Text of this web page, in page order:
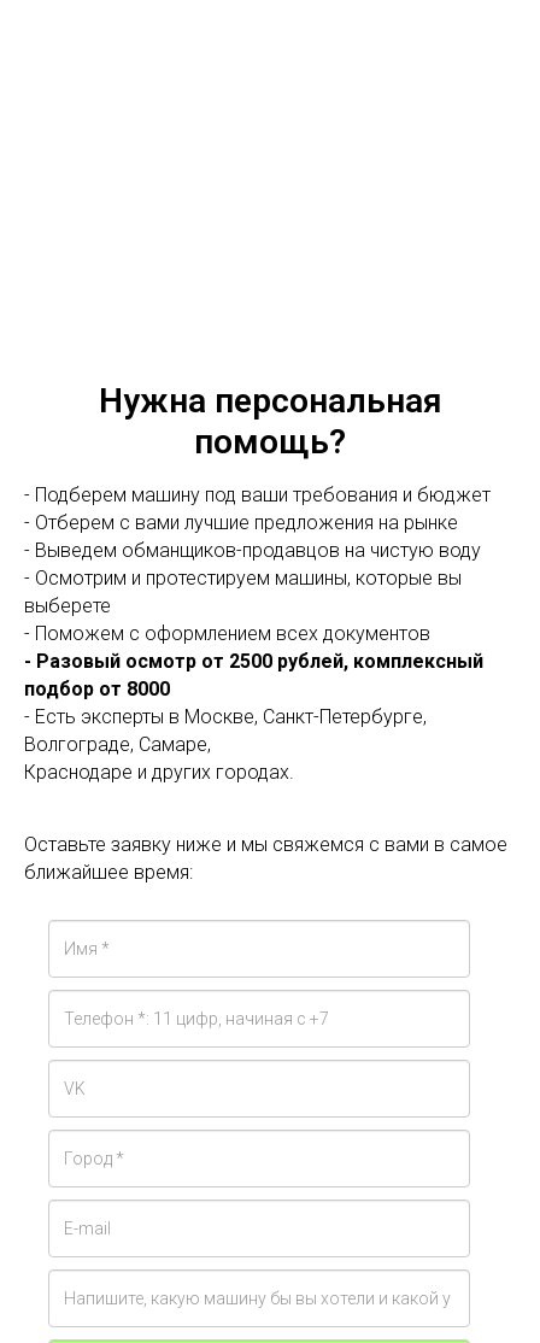
Нужна персональная
помощь?
- Подберем машину под ваши требования и бюджет
- Отберем с вами лучшие предложения на рынке
- Выведем обманщиков-продавцов на чистую воду
- Осмотрим и протестируем машины, которые вы
выберете
- Поможем с оформлением всех документов
- Разовый осмотр от 2500 рублей, комплексный
подбор от 8000
- Есть эксперты в Москве, Санкт-Петербурге,
Волгограде, Самаре,
Краснодаре и других городах.
Оставьте заявку ниже и мы свяжемся с вами в самое
ближайшее время: